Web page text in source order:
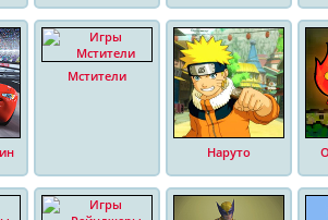
Мстители
Наруто